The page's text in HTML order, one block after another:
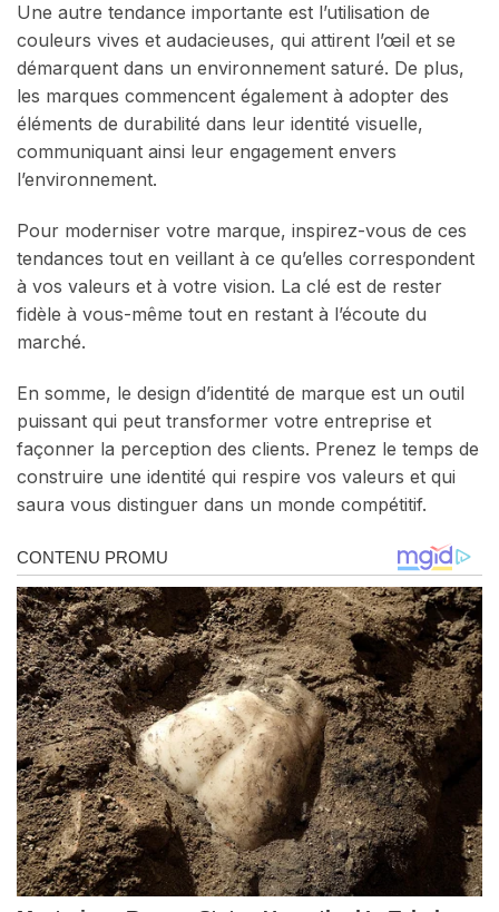
Une autre tendance importante est l’utilisation de
couleurs vives et audacieuses, qui attirent l’œil et se
démarquent dans un environnement saturé. De plus,
les marques commencent également à adopter des
éléments de durabilité dans leur identité visuelle,
communiquant ainsi leur engagement envers
l’environnement.
Pour moderniser votre marque, inspirez-vous de ces
tendances tout en veillant à ce qu’elles correspondent
à vos valeurs et à votre vision. La clé est de rester
fidèle à vous-même tout en restant à l’écoute du
marché.
En somme, le design d’identité de marque est un outil
puissant qui peut transformer votre entreprise et
façonner la perception des clients. Prenez le temps de
construire une identité qui respire vos valeurs et qui
saura vous distinguer dans un monde compétitif.